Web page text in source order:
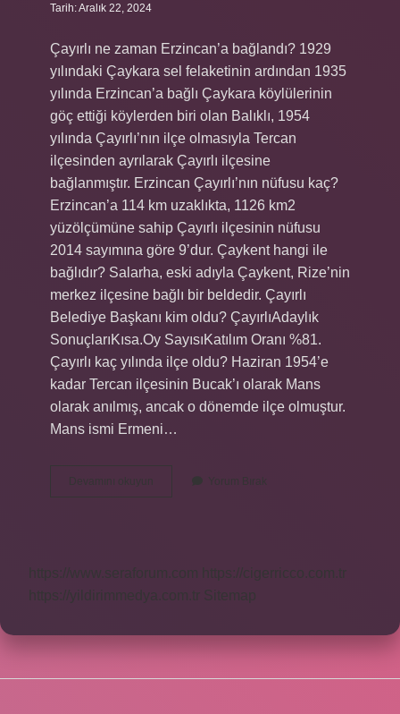
Tarih: Aralık 22, 2024
Çayırlı ne zaman Erzincan’a bağlandı? 1929
yılındaki Çaykara sel felaketinin ardından 1935
yılında Erzincan’a bağlı Çaykara köylülerinin
göç ettiği köylerden biri olan Balıklı, 1954
yılında Çayırlı’nın ilçe olmasıyla Tercan
ilçesinden ayrılarak Çayırlı ilçesine
bağlanmıştır. Erzincan Çayırlı’nın nüfusu kaç?
Erzincan’a 114 km uzaklıkta, 1126 km2
yüzölçümüne sahip Çayırlı ilçesinin nüfusu
2014 sayımına göre 9’dur. Çaykent hangi ile
bağlıdır? Salarha, eski adıyla Çaykent, Rize’nin
merkez ilçesine bağlı bir beldedir. Çayırlı
Belediye Başkanı kim oldu? ÇayırlıAdaylık
SonuçlarıKısa.Oy SayısıKatılım Oranı %81.
Çayırlı kaç yılında ilçe oldu? Haziran 1954’e
kadar Tercan ilçesinin Bucak’ı olarak Mans
olarak anılmış, ancak o dönemde ilçe olmuştur.
Mans ismi Ermeni…
Devamını okuyun
Erzincan
Çayırlı
Yorum Bırak
https://www.seraforum.com
https://cigerricco.com.tr
https://yildirimmedya.com.tr Sitemap